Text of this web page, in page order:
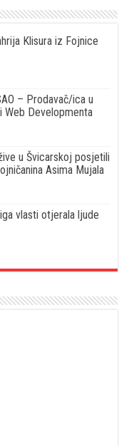
Klisura iz Fojnice
– Prodavač/ica u
Web Developmenta
u Švicarskoj posjetili
Asima Mujala
vlasti otjerala ljude